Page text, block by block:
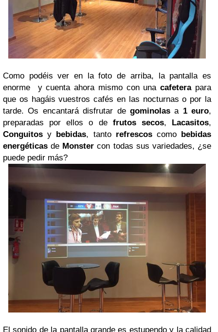
Como podéis ver en la foto de arriba, la pantalla es
enorme y cuenta ahora mismo con unacafeterapara
que os hagáis vuestros cafés en las nocturnas o por la
tarde. Os encantará disfrutar de gominolasa 1 euro,
preparadas por ellos o defrutos secos, Lacasitos,
Conguitosy bebidas, tanto refrescos como
bebidas
energéticas de Monstercon todas sus variedades, ¿se
puede pedir más?
El sonido de la pantalla grande es estupendo y la calidad